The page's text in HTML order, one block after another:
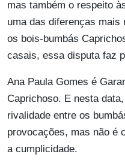
mas também o respeito
uma das diferenças mais
os bois-bumbás
casais, essa disputa faz
Ana Paula Gomes é
Caprichoso. E nesta
rivalidade entre os
provocações, mas não é
a cumplicidade.